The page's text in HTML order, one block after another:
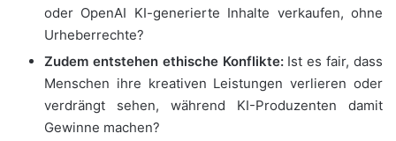
oder OpenAI KI-generierte Inhalte verkaufen, ohne
Urheberrechte?
Zudem entstehen ethische Konflikte:Ist es fair, dass
Menschen ihre kreativen Leistungen verlieren oder
verdrängt sehen, während KI-Produzenten damit
Gewinne machen?